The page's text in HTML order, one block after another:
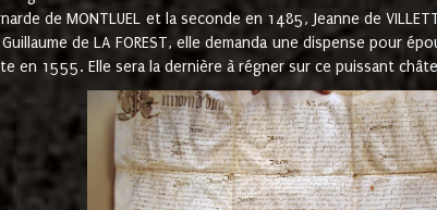
de MONTLUEL et la seconde en 1485, Jeanne de
de LA FOREST, elle demanda une dispense pour
en 1555. Elle sera la dernière à régner sur ce puissant